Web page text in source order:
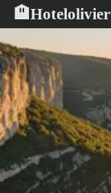
🏨Hotelolivier